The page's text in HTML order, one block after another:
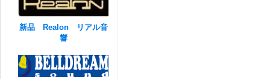
新品 Realon リアル音
響